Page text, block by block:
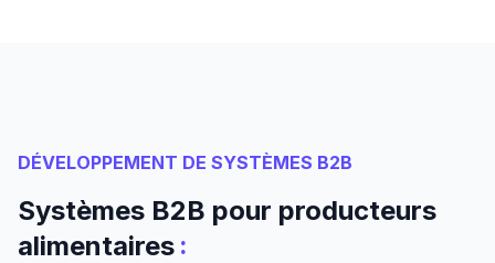
DÉVELOPPEMENT DE SYSTÈMES B2B
Systèmes B2B pour producteurs
alimentaires :